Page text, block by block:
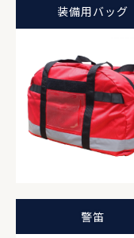
装備用バッグ
警笛